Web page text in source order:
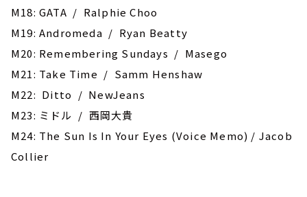
M18: GATA / Ralphie Choo
M19: Andromeda / Ryan Beatty
M20: Remembering Sundays / Masego
M21: Take Time / Samm Henshaw
M22: Ditto / NewJeans
M23: ミドル / 西岡大貴
M24: The Sun Is In Your Eyes (Voice Memo) / Jacob
Collier